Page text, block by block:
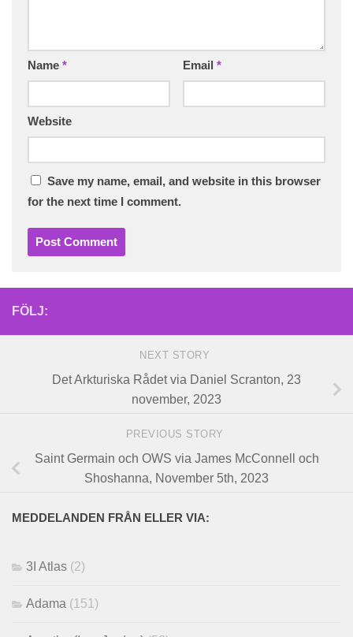
Name * Email *
Website
Save my name, email, and website in this browser
for the next time I comment.
FÖLJ:
NEXT STORY
Det Arkturiska Rådet via Daniel Scranton, 23
november, 2023
PREVIOUS STORY
Saint Germain och OWS via James McConnell och
Shoshanna, November 5th, 2023
MEDDELANDEN FRÅN ELLER VIA:
3I Atlas (2)
Adama (151)